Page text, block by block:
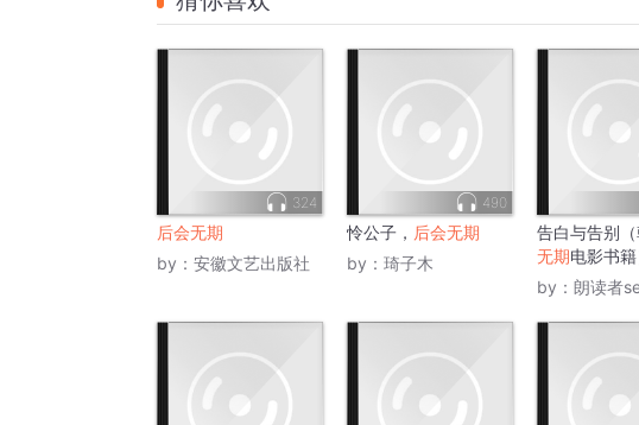
324
后会无期
by： 安徽文艺出版社
490
怜公子， 后会无期
by： 琦子木
告白与告别
无期电影书籍
by： 朗读者